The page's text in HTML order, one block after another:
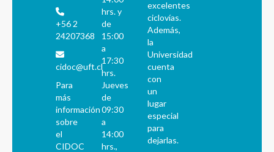
+56 2
24207368
cidoc@uft.cl
Para
más
información
sobre
el
CIDOC
hrs. y
de
15:00
a
17:30
hrs.
Jueves
de
09:30
a
14:00
hrs.,
excelentes
ciclovías.
Además,
la
Universidad
cuenta
con
un
lugar
especial
para
dejarlas.